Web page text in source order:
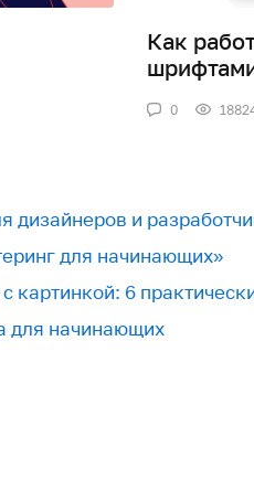
Как
0
дизайнеров и
для начинающих»
картинкой: 6
для начинающих